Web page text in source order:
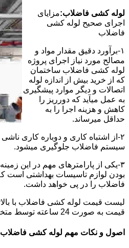
لوله کشی فاضلاب:مزایای
اجرای صحیح لوله کشی
فاضلاب
۱-برآورد دقیق مقدار مواد و
مصالح مورد نیاز اجرای پروژه
لوله کشی فاضلاب ساختمان
که از خرید بیش از اندازه لوله
اتصالات و دیگر موارد پیشگیری
به عمل میآید که دورریز را
کاهش و هزینه اجرا را به
حداقل میرساند.
۲-از اشتباه کاری و دوباره کاری
سیستم فاضلاب جلوگیری میشود.
۳-یکی از پارامترهای مهم در این
بودن لوازم تاسیسات بهداشتی
فاضلاب را در پی خواهد داشت.
لیست قیمت لوله کشی فاضلاب با
قیمت به صورت 24 ساعته توسط متخصصین
اصول و نکات مهم لوله کشی